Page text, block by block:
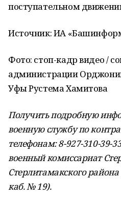
поступательном
Источник: ИА
Фото: стоп-кадр видео /
администрации
Уфы Рустема Хамитова
Получить подробную
военную службу по
телефонам: 8-927-310-39-
военный комиссариат
Стерлитамакского
каб. № 19).